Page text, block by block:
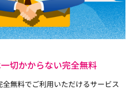
切かからない完全無料
無料でご利用いただけるサービス